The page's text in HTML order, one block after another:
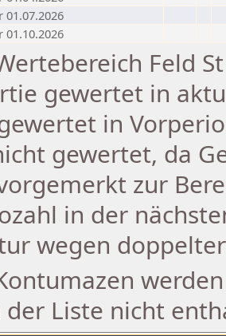
01.07.2026
01.10.2026
Feld
gewertet in
in
gewertet, da
zur
in der
wegen
der Liste nicht